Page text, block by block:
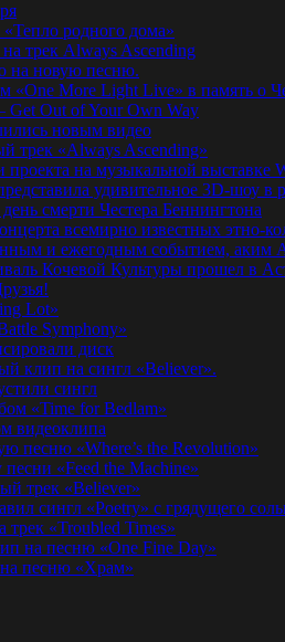
родного дома»
трек Always Ascending
на новую песню.
«One More Light Live» в память о
Out of Your Own Way
новым видео
трек «Always Ascending»
проекта на музыкальной
удивительное 3D-шоу в
смерти Честера Беннингтона
всемирно известных этно-
и ежегодным событием, аким
Кочевой Культуры прошел в
Lot»
Sуmphоnу»
диск
клип на сингл «Believer».
сингл
«Time for Bedlam»
видеоклипа
песню «Where’s the Revolution»
«Feed the Machine»
трек «Believer»
сингл «Poetry» с грядущего
трек «Troubled Times»
на песню «One Fine Day»
песню «Храм»